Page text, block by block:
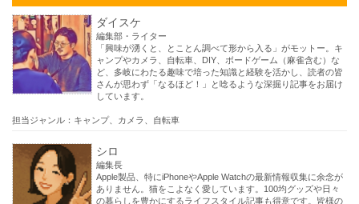
ダイスケ
編集部・ライター
「興味が湧くと、とことん調べて形から入る」がモットー。キ
ャンプやカメラ、自転車、DIY、ボードゲーム（麻雀含む）な
ど、多岐にわたる趣味で培った知識と経験を活かし、読者の皆
さんが思わず「なるほど！」と唸るような深掘り記事をお届け
しています。
担当ジャンル：キャンプ、カメラ、自転車
シロ
編集長
Apple製品、特にiPhoneやApple Watchの最新情報収集に余念が
ありません。猫をこよなく愛しています。100均グッズや日々
の暮らしを豊かにするライフスタイル記事も得意です。皆様の